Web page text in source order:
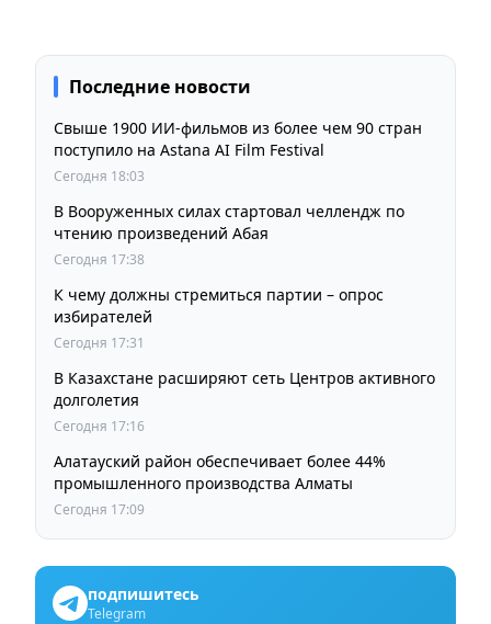
Последние новости
Свыше 1900 ИИ-фильмов из более чем 90 стран
поступило на Astana AI Film Festival
Сегодня 18:03
В Вооруженных силах стартовал челлендж по
чтению произведений Абая
Сегодня 17:38
К чему должны стремиться партии – опрос
избирателей
Сегодня 17:31
В Казахстане расширяют сеть Центров активного
долголетия
Сегодня 17:16
Алатауский район обеспечивает более 44%
промышленного производства Алматы
Сегодня 17:09
подпишитесь
Telegram